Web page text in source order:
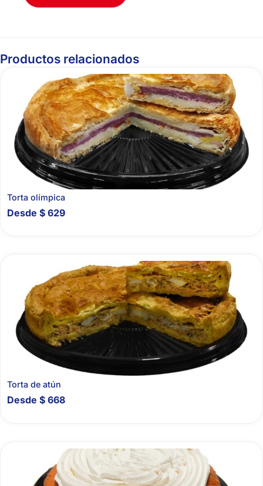
Productos relacionados
Torta olímpica
Desde $ 629
Torta de atún
Desde $ 668